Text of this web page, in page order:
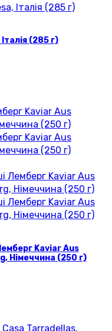
(285 г)
Kaviar Aus
Німеччина (250 г)